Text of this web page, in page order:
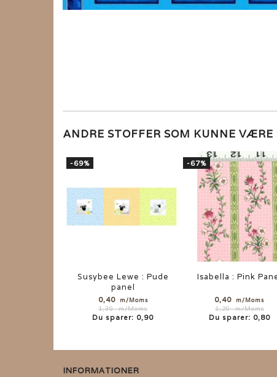
ANDRE STOFFER SOM KUNNE
-69%
Susybee Lewe : Pude
panel
0,40 m/Moms
1,30m/Moms
Du sparer: 0,90
-67%
Isabella : Pink
0,40 m/Moms
1,20m/Moms
Du sparer: 0,80
INFORMATIONER